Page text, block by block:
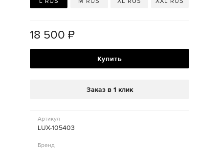
18 500 ₽
Купить
Заказ в 1 клик
Артикул
LUX-105403
Бренд